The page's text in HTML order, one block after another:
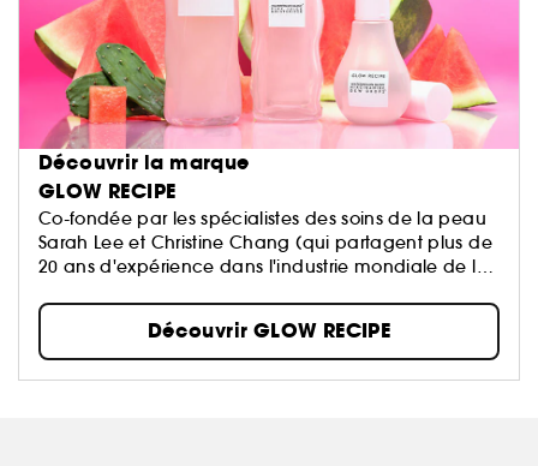
Découvrir la marque
GLOW RECIPE
Co-fondée par les spécialistes des soins de la peau
Sarah Lee et Christine Chang (qui partagent plus de
20 ans d'expérience dans l'industrie mondiale de la
engagement à démystifier la recette pour une peau
plus saine. La marque associe des fruits riches en
antioxydants à des principes actifs à la fois doux et
efficaces pour concevoir des soins de la peau qui
Découvrir GLOW RECIPE